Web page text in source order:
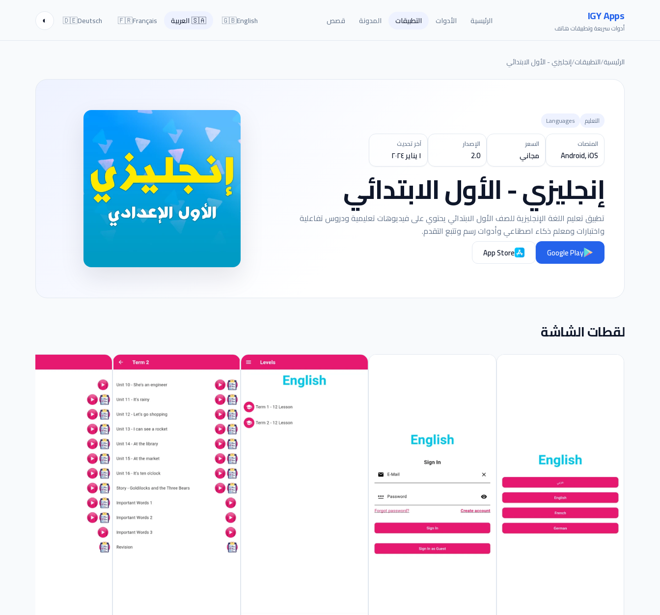
IGY Apps
أدوات سريعة وتطبيقات هاتف
الرئيسية الأدوات التطبيقات المدونة قصص 🇬🇧English
🇸🇦العربية 🇫🇷Français
🇩🇪Deutsch
◐
الرئيسية/التطبيقات/إنجليزي - الأول الابتدائي
التعليم Languages
المنصات
Android, iOS
السعر
مجاني
الإصدار
2.0
آخر تحديث
١ يناير ٢٠٢٤
إنجليزي - الأول الابتدائي
تطبيق تعليم اللغة الإنجليزية للصف الأول الابتدائي يحتوي على فيديوهات تعليمية ودروس تفاعلية
واختبارات ومعلم ذكاء اصطناعي وأدوات رسم وتتبع التقدم.
Google Play
App Store
لقطات الشاشة